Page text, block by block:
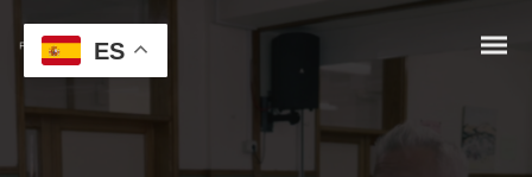
ES